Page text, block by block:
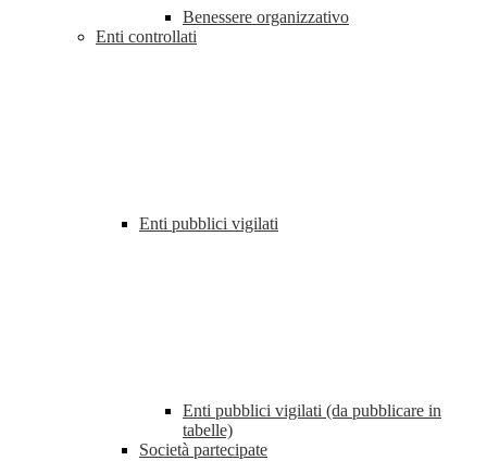
Benessere organizzativo
Enti controllati
Enti pubblici vigilati
Enti pubblici vigilati (da pubblicare in
tabelle)
Società partecipate